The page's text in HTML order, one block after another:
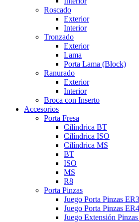
Roscado
Exterior
Interior
Tronzado
Exterior
Lama
Porta Lama (Block)
Ranurado
Exterior
Interior
Broca con Inserto
Accesorios
Porta Fresa
Cilíndrica BT
Cilíndrica ISO
Cilíndrica MS
BT
ISO
MS
R8
Porta Pinzas
Juego Porta Pinzas
Juego Porta Pinzas
Juego Extensión